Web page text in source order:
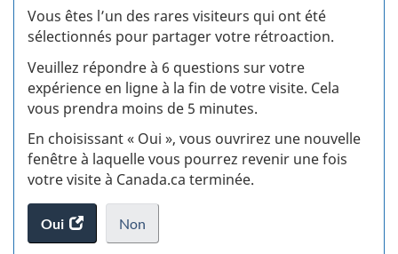
Vous êtes l’un des rares visiteurs qui ont été
sélectionnés pour partager votre rétroaction.
Veuillez répondre à 6 questions sur votre
expérience en ligne à la fin de votre visite. Cela
vous prendra moins de 5 minutes.
En choisissant « Oui », vous ouvrirez une nouvelle
fenêtre à laquelle vous pourrez revenir une fois
votre visite à Canada.ca terminée.
Oui
accéder
au
Non
je
.